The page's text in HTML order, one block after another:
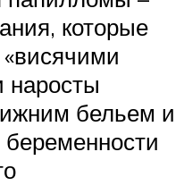
которые
наросты
бельем и